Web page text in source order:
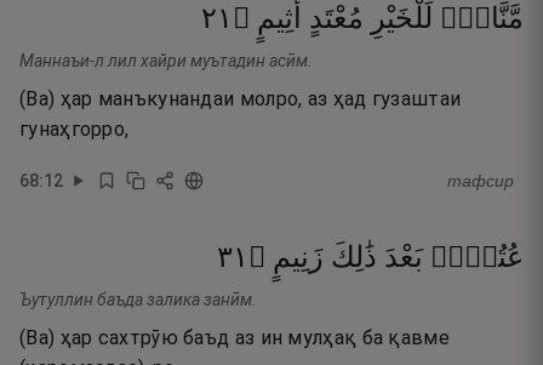
مَّنَّاعٍۢ لِّلْخَيْرِ مُعْتَدٍ أَثِيمٍ ۝ ١٢
Маннаъи-л лил хайри муътадин асӣм.
(Ва) ҳар манъкунандаи молро, аз ҳад гузаштаи
гунаҳгорро,
68:12 тафсир
عُتُلٍّۭ بَعْدَ ذَٰلِكَ زَنِيمٍ ۝ ١٣
Ъутуллин баъда залика занӣм.
(Ва) ҳар сахтрӯю баъд аз ин мулҳақ ба қавме